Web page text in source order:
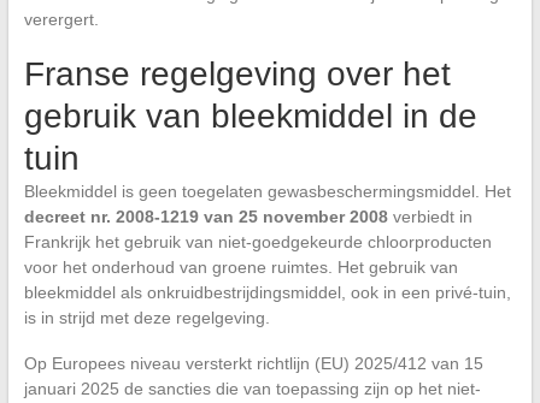
verergert.
Franse regelgeving over het
gebruik van bleekmiddel in de
tuin
Bleekmiddel is geen toegelaten gewasbeschermingsmiddel. Het
decreet nr. 2008-1219 van 25 november 2008verbiedt in
Frankrijk het gebruik van niet-goedgekeurde chloorproducten
voor het onderhoud van groene ruimtes. Het gebruik van
bleekmiddel als onkruidbestrijdingsmiddel, ook in een privé-tuin,
is in strijd met deze regelgeving.
Op Europees niveau versterkt richtlijn (EU) 2025/412 van 15
januari 2025 de sancties die van toepassing zijn op het niet-